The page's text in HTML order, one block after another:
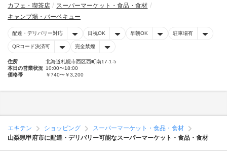
カフェ・喫茶店
スーパーマーケット・食品・食材
キャンプ場・バーベキュー
配達・デリバリー対応 日祝OK 早朝OK 駐車場有
QRコード決済可 完全禁煙
住所
北海道札幌市西区西町南17-1-5
本日の営業状況 10:00〜18:00
価格帯
￥740〜￥3,200
エキテン ショッピング
スーパーマーケット・食品・食材
山梨県甲府市に配達・デリバリー可能なスーパーマーケット・食品・食材